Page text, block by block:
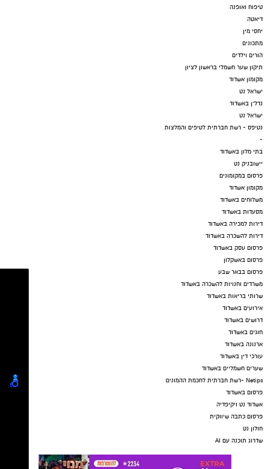
טיפוח ואופנה
דיאטה
יחסי מין
מתכונים
הורים וילדים
תיקון שער חשמלי בראשון לציון
מקומון אשדוד
ישראל נט
נדל"ן באשדוד
ישראל נט
נטיפס - רשת חברתית לטיפים והמלצות
-
בתי מלון באשדוד
יישובניק נט
פרסום במקומונים
מקומון אשדוד
משלוחים באשדוד
מסעדות באשדוד
דירות למכירה באשדוד
דירות להשכרה באשדוד
פרסום עסק באשדוד
פרסום באשקלון
פרסום בבאר שבע
משרדים וחנויות להשכרה באשדוד
שרותי בריאות באשדוד
אירועים באשדוד
דרושים באשדוד
חוגים באשדוד
ארנונה באשדוד
עורכי דין באשדוד
שערים חשמליים באשדוד
Netips -רשת חברתית לחכמת ההמונים
פרסום באשדוד
אשדוד נט ויקיפדיה
פרסום כתבה שיווקית
חולון נט
שדרוג תוכנה עם AI